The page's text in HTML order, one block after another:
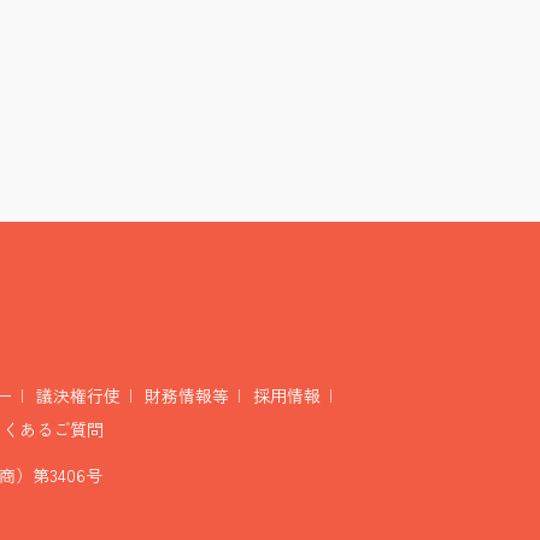
議決権行使 財務情報等
採用情報
あるご質問
）第3406号